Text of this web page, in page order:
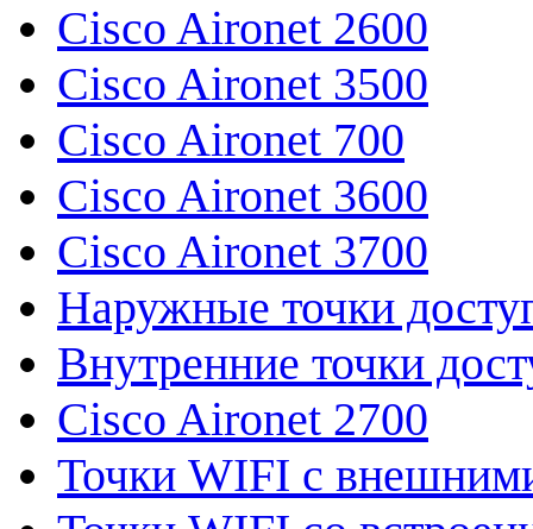
Cisco Aironet 2600
Cisco Aironet 3500
Cisco Aironet 700
Cisco Aironet 3600
Cisco Aironet 3700
Наружные точки
Внутренние точки
Cisco Aironet 2700
Точки WIFI с